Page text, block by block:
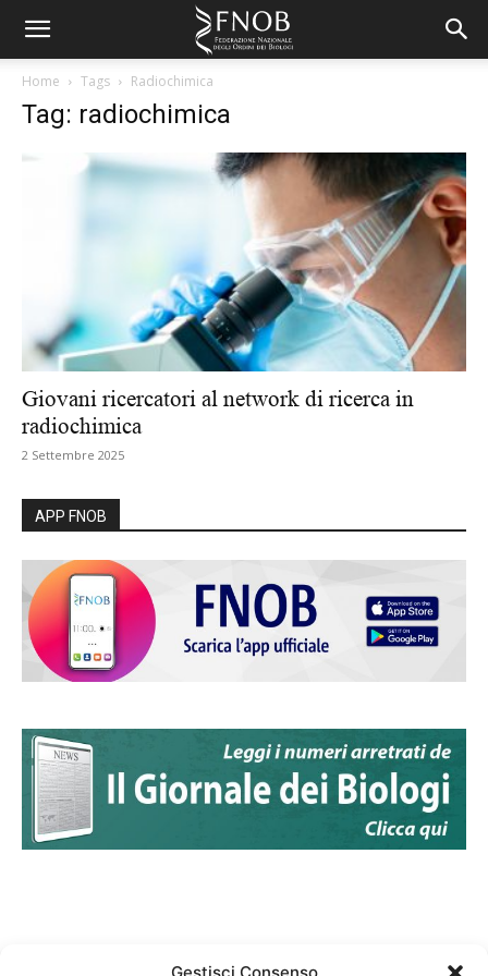
Home Tags Radiochimica
Tag: radiochimica
Giovani ricercatori al network di ricerca in
radiochimica
2 Settembre 2025
APP FNOB